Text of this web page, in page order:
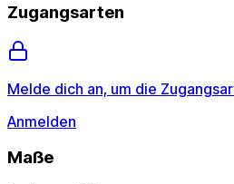
Zugangsarten
Melde dich an, um die
Anmelden
Maße